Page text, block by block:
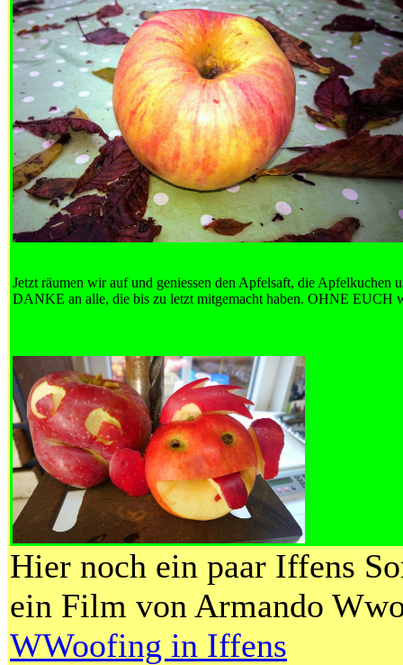
Jetzt räumen wir auf und geniessen den Apfelsaft, die Apfelkuchen
DANKE an alle, die bis zu letzt mitgemacht haben. OHNE EUCH
Hier noch ein paar Iffens
ein Film von Armando
WWoofing in Iffens